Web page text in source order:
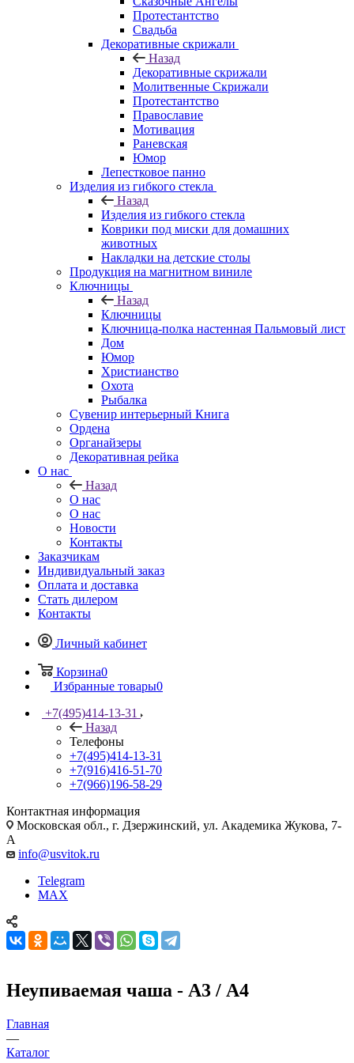
Протестантство
Свадьба
Декоративные скрижали
Назад
Декоративные скрижали
Молитвенные Скрижали
Протестантство
Православие
Мотивация
Раневская
Юмор
Лепестковое панно
Изделия из гибкого стекла
Назад
Изделия из гибкого стекла
Коврики под миски для домашних
животных
Накладки на детские столы
Продукция на магнитном виниле
Ключницы
Назад
Ключницы
Ключница-полка настенная Пальмовый лист
Дом
Юмор
Христианство
Охота
Рыбалка
Сувенир интерьерный Книга
Ордена
Органайзеры
Декоративная рейка
О нас
Назад
О нас
О нас
Новости
Контакты
Заказчикам
Индивидуальный заказ
Оплата и доставка
Стать дилером
Контакты
Личный кабинет
Корзина0
Избранные товары0
+7(495)414-13-31
Назад
Телефоны
+7(495)414-13-31
+7(916)416-51-70
+7(966)196-58-29
Контактная информация
Московская обл., г. Дзержинский, ул. Академика Жукова, 7-
А
info@usvitok.ru
Telegram
MAX
Неупиваемая чаша - А3 / А4
Главная
—
Каталог